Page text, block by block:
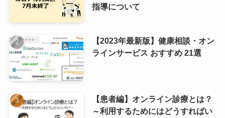
指導について
【2023年最新版】健康相談・オン
ラインサービス おすすめ 21選
【患者編】オンライン診療とは？
～利用するためにはどうすればい